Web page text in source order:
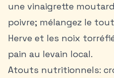
une vinaigrette
poivre; mélangez le
Herve et les noix
pain au levain local.
Atouts nutritionnels: